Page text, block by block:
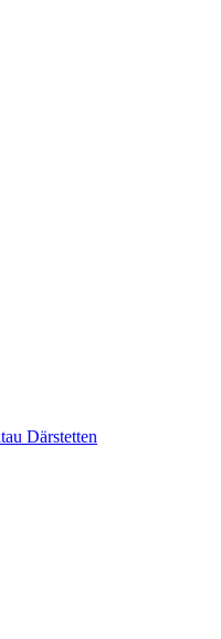
Därstetten